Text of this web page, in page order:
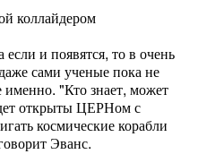
коллайдером
и появятся, то в очень
сами ученые пока не
именно. "Кто знает, может
открыты ЦЕРНом с
космические корабли
Эванс.